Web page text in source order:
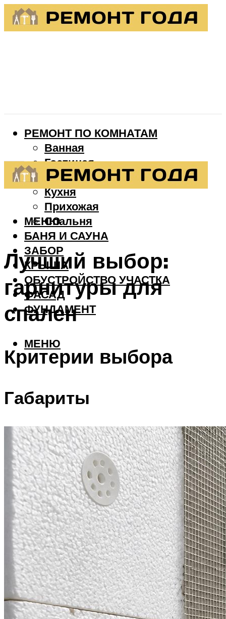
РЕМОНТ ПО КОМНАТАМ
Ванная
Гостиная
Детская
Кухня
Прихожая
Спальня
БАНЯ И САУНА
ЗАБОР
КРЫША
ОБУСТРОЙСТВО УЧАСТКА
ФАСАД
ФУНДАМЕНТ
МЕНЮ
МЕНЮ
Лучший выбор:
гарнитуры для
спален
Критерии выбора
Габариты